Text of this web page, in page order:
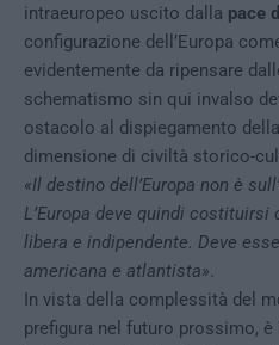
intraeuropeo uscito dalla pace
configurazione dell’Europa
evidentemente da ripensare
schematismo sin qui invalso
ostacolo al dispiegamento
dimensione di civiltà storico-
«Il destino dell’Europa non è
L’Europa deve quindi
libera e indipendente. Deve
americana e atlantista».
In vista della complessità del
prefigura nel futuro prossimo, è